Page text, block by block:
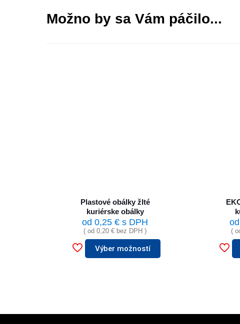
Možno by sa Vám páčilo...
Plastové obálky žlté
kuriérske obálky
od0,25€ s DPH
( od0,20€ bez DPH )
Výber možností
(